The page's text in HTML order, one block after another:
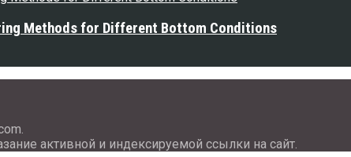
Methods for Different Bottom Conditions
активной и индексируемой ссылки на сайт.